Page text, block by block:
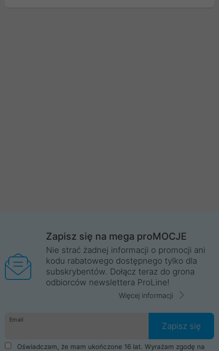
Zapisz się na mega proMOCJE
Nie strać żadnej informacji o promocji ani
kodu rabatowego dostępnego tylko dla
subskrybentów. Dołącz teraz do grona
odbiorców newslettera ProLine!
Więcej informacji
Email
Zapisz się
Oświadczam, że mam ukończone 16 lat. Wyrażam zgodę na